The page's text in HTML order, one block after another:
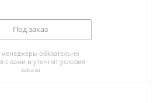
Под заказ
обязательно
с вами и уточнят условия
заказа